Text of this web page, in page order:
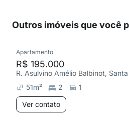
Outros imóveis que você
Apartamento
R$ 195.000
R. Asulvino Amélio Balbinot, Santa
51m² 2
1
Ver contato